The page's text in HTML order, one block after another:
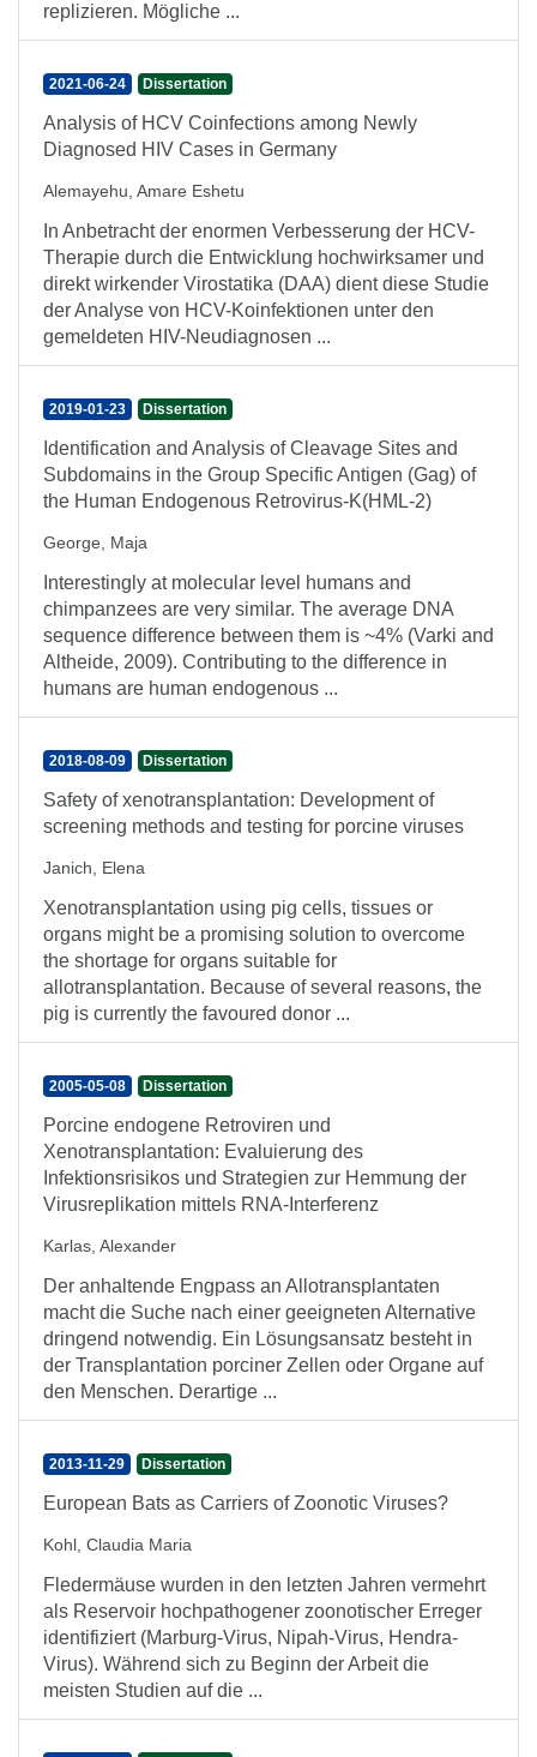
replizieren. Mögliche ...
2021-06-24 Dissertation
Analysis of HCV Coinfections among Newly
Diagnosed HIV Cases in Germany
Alemayehu, Amare Eshetu
In Anbetracht der enormen Verbesserung der HCV-
Therapie durch die Entwicklung hochwirksamer und
direkt wirkender Virostatika (DAA) dient diese Studie
der Analyse von HCV-Koinfektionen unter den
gemeldeten HIV-Neudiagnosen ...
2019-01-23 Dissertation
Identification and Analysis of Cleavage Sites and
Subdomains in the Group Specific Antigen (Gag) of
the Human Endogenous Retrovirus-K(HML-2)
George, Maja
Interestingly at molecular level humans and
chimpanzees are very similar. The average DNA
sequence difference between them is ~4% (Varki and
Altheide, 2009). Contributing to the difference in
humans are human endogenous ...
2018-08-09 Dissertation
Safety of xenotransplantation: Development of
screening methods and testing for porcine viruses
Janich, Elena
Xenotransplantation using pig cells, tissues or
organs might be a promising solution to overcome
the shortage for organs suitable for
allotransplantation. Because of several reasons, the
pig is currently the favoured donor ...
2005-05-08 Dissertation
Porcine endogene Retroviren und
Xenotransplantation: Evaluierung des
Infektionsrisikos und Strategien zur Hemmung der
Virusreplikation mittels RNA-Interferenz
Karlas, Alexander
Der anhaltende Engpass an Allotransplantaten
macht die Suche nach einer geeigneten Alternative
dringend notwendig. Ein Lösungsansatz besteht in
der Transplantation porciner Zellen oder Organe auf
den Menschen. Derartige ...
2013-11-29 Dissertation
European Bats as Carriers of Zoonotic Viruses?
Kohl, Claudia Maria
Fledermäuse wurden in den letzten Jahren vermehrt
als Reservoir hochpathogener zoonotischer Erreger
identifiziert (Marburg-Virus, Nipah-Virus, Hendra-
Virus). Während sich zu Beginn der Arbeit die
meisten Studien auf die ...